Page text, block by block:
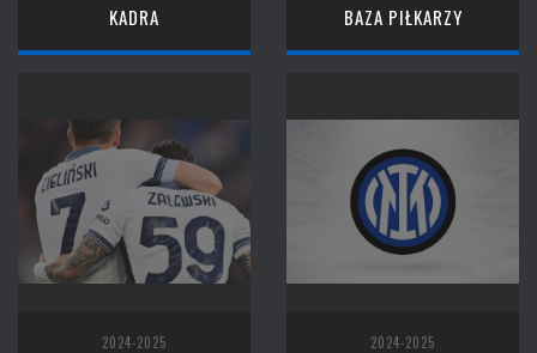
KADRA BAZA PIŁKARZY
2024-2025 2024-2025